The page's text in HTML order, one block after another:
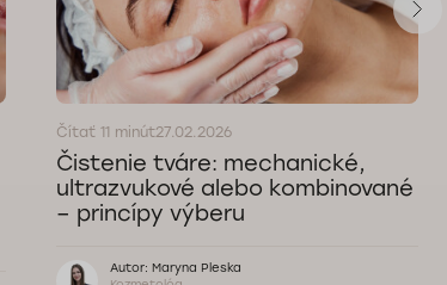
Čítať 11 minút27.02.2026
Čistenie tváre: mechanické,
ultrazvukové alebo kombinované
– princípy výberu
Autor: Maryna Pleska